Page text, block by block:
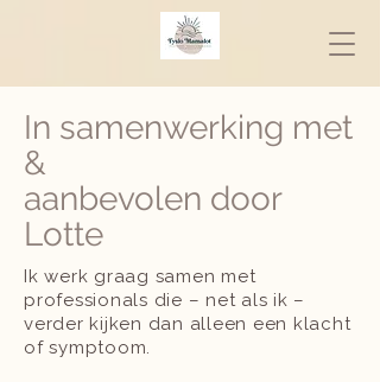
In samenwerking met
&
aanbevolen door
Lotte
Ik werk graag samen met
professionals die – net als ik –
verder kijken dan alleen een klacht
of symptoom.